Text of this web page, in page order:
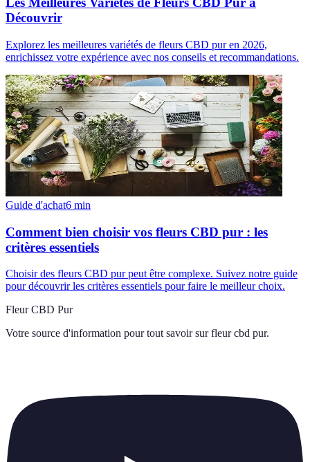
Découvrir
Explorez les meilleures variétés de fleurs CBD pur en 2026,
enrichissez votre expérience avec nos conseils et recommandations.
Guide d'achat6 min
Comment bien choisir vos fleurs CBD pur : les
critères essentiels
Choisir des fleurs CBD pur peut être complexe. Suivez notre guide
pour découvrir les critères essentiels pour faire le meilleur choix.
Fleur CBD Pur
Votre source d'information pour tout savoir sur fleur cbd pur.